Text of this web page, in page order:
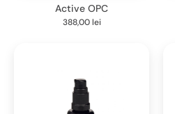
Active OPC
388,00lei